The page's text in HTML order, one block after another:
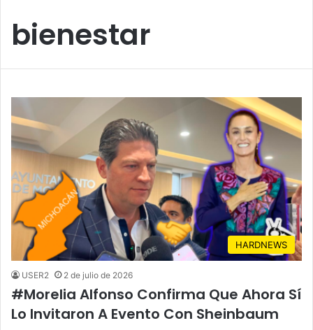
bienestar
HARDNEWS
USER2 2 de julio de 2026
#Morelia Alfonso Confirma Que Ahora Sí
Lo Invitaron A Evento Con Sheinbaum